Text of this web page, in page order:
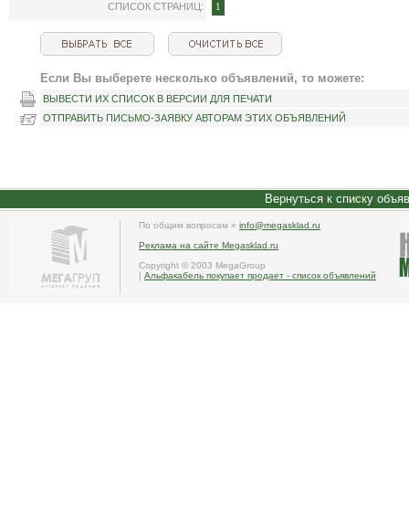
СПИСОК СТРАНИЦ: 1
Если Вы выберете несколько объявлений, то можете:
ВЫВЕСТИ ИХ СПИСОК В ВЕРСИИ ДЛЯ ПЕЧАТИ
ОТПРАВИТЬ ПИСЬМО-ЗАЯВКУ АВТОРАМ ЭТИХ ОБЪЯВЛЕНИЙ
Вернуться к списку
По общим вопросам » info@megasklad.ru
Реклама на сайте Megasklad.ru
Copyright © 2003 MegaGroup
| Альфакабель покупает продает - список объявлений